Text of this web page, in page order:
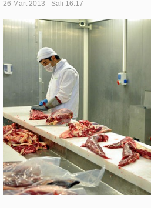
26 Mart 2013 - Salı 16:17